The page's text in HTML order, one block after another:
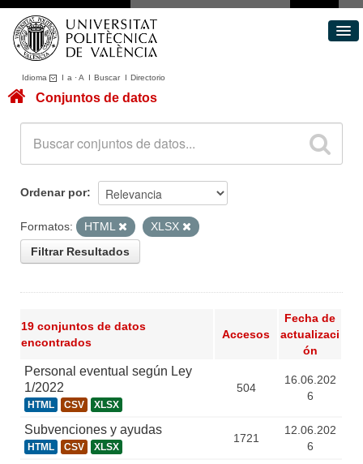
Idioma I a ·A I BuscarI Directorio
Conjuntos de datos
Acerca de
Portal de Transparencia
Conjuntos de datos
Ordenar por
Formatos: HTML
XLSX
Filtrar Resultados
19 conjuntos de datos
encontrados
Accesos
Fecha de
actualizaci
ón
Personal eventual según Ley
1/2022
HTML CSV XLSX
504
16.06.202
6
Subvenciones y ayudas
HTML CSV XLSX
1721
12.06.202
6